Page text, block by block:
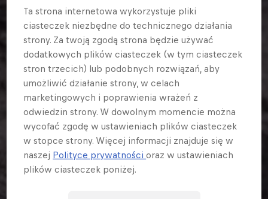
Ta strona internetowa wykorzystuje pliki
ciasteczek niezbędne do technicznego działania
strony. Za twoją zgodą strona będzie używać
dodatkowych plików ciasteczek (w tym ciasteczek
stron trzecich) lub podobnych rozwiązań, aby
umożliwić działanie strony, w celach
marketingowych i poprawienia wrażeń z
odwiedzin strony. W dowolnym momencie można
wycofać zgodę w ustawieniach plików ciasteczek
w stopce strony. Więcej informacji znajduje się w
naszej Polityce prywatnościoraz w ustawieniach
plików ciasteczek poniżej.